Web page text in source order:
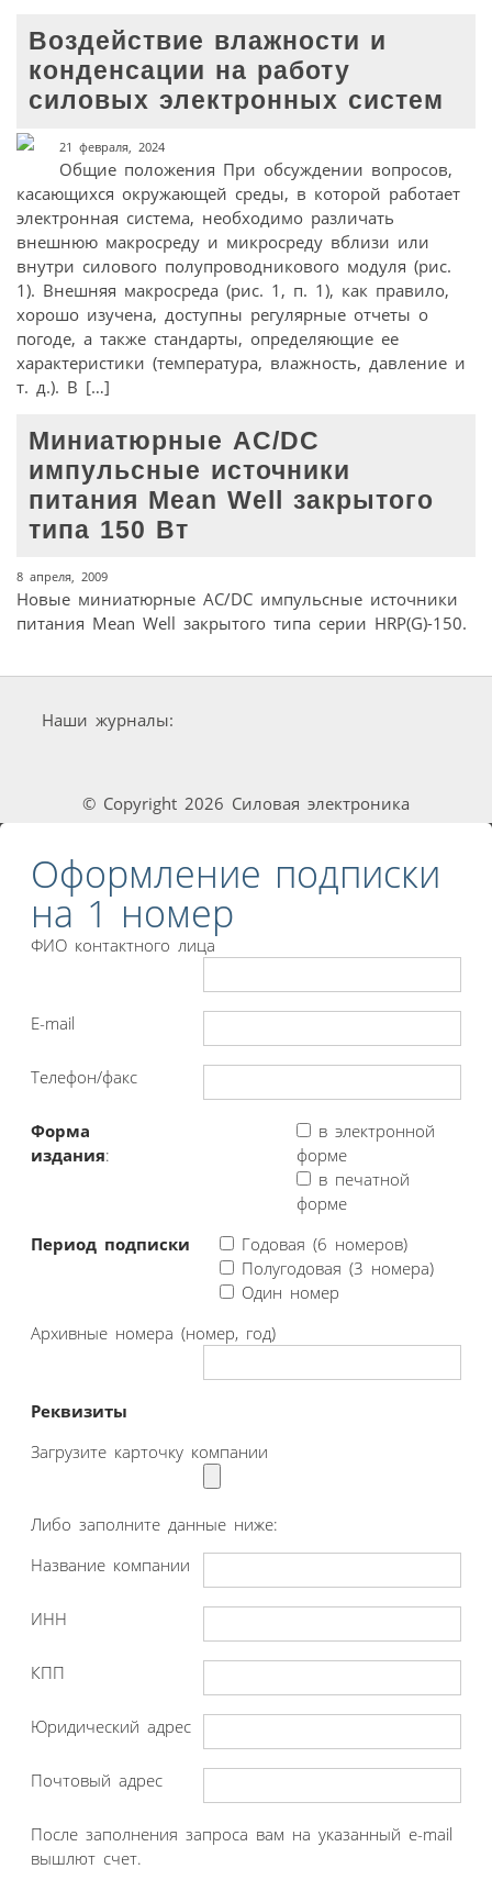
Воздействие влажности и
конденсации на работу
силовых электронных систем
21 февраля, 2024
Общие положения При обсуждении вопросов,
касающихся окружающей среды, в которой работает
электронная система, необходимо различать
внешнюю макросреду и микросреду вблизи или
внутри силового полупровод­никового модуля (рис.
1). Внешняя макросреда (рис. 1, п. 1), как правило,
хорошо изучена, доступны регулярные отчеты о
погоде, а также стандарты, определяющие ее
характеристики (температура, влажность, давление и
т. д.). В […]
Миниатюрные AC/DC
импульсные источники
питания Mean Well закрытого
типа 150 Вт
8 апреля, 2009
Новые миниатюрные AC/DC импульсные источники
питания Mean Well закрытого типа серии HRP(G)-150.
Наши журналы:
© Copyright 2026 Силовая электроника
Оформление подписки
на 1 номер
ФИО контактного лица
E-mail
Телефон/факс
Форма
издания:
в электронной
форме
в печатной
форме
Период подписки
Годовая (6 номеров)
Полугодовая (3 номера)
Один номер
Архивные номера (номер, год)
Реквизиты
Загрузите карточку компании
Либо заполните данные ниже:
Название компании
ИНН
КПП
Юридический адрес
Почтовый адрес
После заполнения запроса вам на указанный e-mail
вышлют счет.